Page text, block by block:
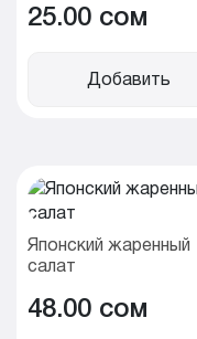
25.00 cом
Добавить
Японский жаренный
салат
48.00 cом